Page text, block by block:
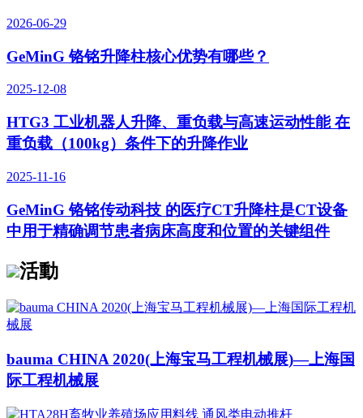
2026-06-29
GeMinG 铬铭升降柱核心优势有哪些？
2025-12-08
HTG3 工业机器人升降、重负载与高速运动性能 在
重负载（100kg）条件下的升降作业
2025-11-16
GeMinG 铬铭传动科技 的医疗CT升降柱是CT设备
中用于精确调节患者病床高度和位置的关键组件
活動
bauma CHINA 2020(上海宝马工程机械展)—上海国
际工程机械展